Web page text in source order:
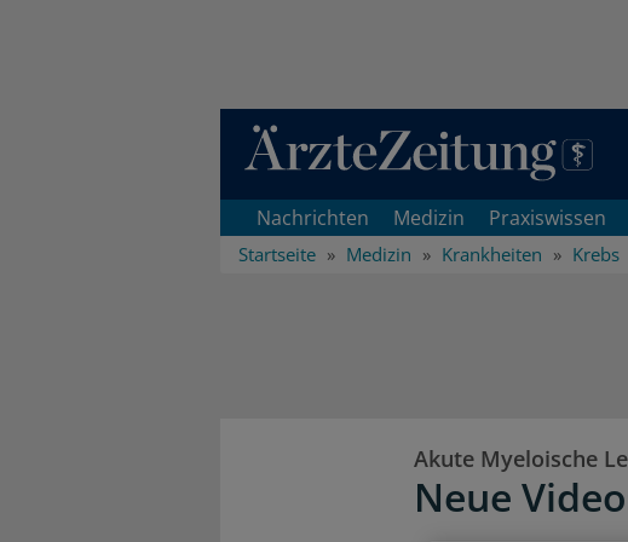
Direkt zum Inhaltsbereich
Nachrichten Medizin Praxiswissen
Startseite Medizin Krankheiten Krebs
Akute Myeloische
Neue